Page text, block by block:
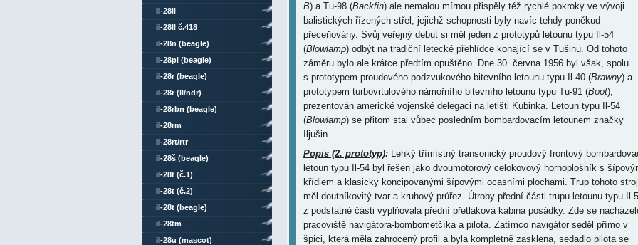
B) a Tu-98 (Backfin) ale nemalou mírnou přispěly též rychlé pokroky ve vývoji
balistických řízených střel, jejichž schopnosti byly navíc tehdy poněkud
přeceňovány. Svůj veřejný debut si měl jeden z prototypů letounu typu Il-54
(Blowlamp) odbýt na tradiční letecké přehlídce konající se v Tušinu. Od tohoto
záměru bylo ale krátce předtím opuštěno. Dne 30. června 1956 byl však, spolu
s prototypem proudového podzvukového bitevního letounu typu Il-40 (Brawny) a
prototypem turbovrtulového námořního bitevního letounu typu Tu-91 (Boot),
prezentován americké vojenské delegaci na letišti Kubinka. Letoun typu Il-54
(Blowlamp) se přitom stal vůbec posledním bombardovacím letounem značky
Iljušin.
Popis (2. prototyp):Lehký třímístný transonický proudový frontový
letoun typu Il-54 byl řešen jako dvoumotorový celokovový hornoplošník s
křídlem a klasicky koncipovanými šípovými ocasními plochami. Trup tohoto
měl doutníkovitý tvar a kruhový průřez. Útroby přední části trupu letounu typu Il-
z podstatné části vyplňovala přední přetlaková kabina posádky. Zde se
pracoviště navigátora-bombometčíka a pilota. Zatímco navigátor seděl přímo v
špici, která měla zahrocený profil a byla kompletně zasklena, sedadlo pilota se
il-28ll
il-28ll č.418
il-28n (beagle)
il-28pl (beagle)
il-28r (beagle)
il-28r (ll/ndr)
il-28rbn (beagle)
il-28rm
il-28rt/rtr
il-28š (beagle)
il-28t (č.1)
il-28t (č.2)
il-28t (beagle)
il-28tm
il-28u (mascot)